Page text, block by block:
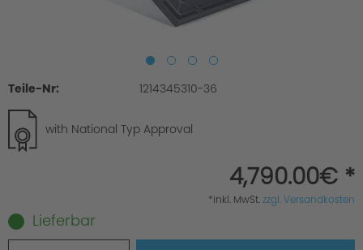
Teile-Nr: 1214345310-36
with National Typ Approval
4,790.00€ *
*inkl. MwSt.zzgl. Versandkosten
Lieferbar